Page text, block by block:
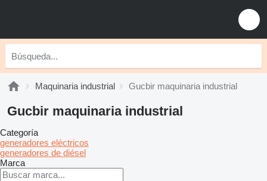
Maquinaria industrial Gucbir maquinaria industrial
Gucbir maquinaria industrial
Categoría
generadores eléctricos
generadores de diésel
Marca